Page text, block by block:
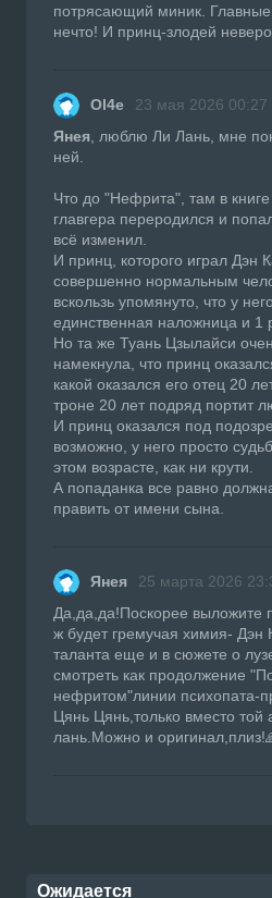
потрясающий миник. Главные
нечто! И принц-злодей
Ol4e 23 мая 2026 00:27
Янея , люблю Ли Лань, мне
ней.
Что до "Нефрита", там в
главгера переродился и
всё изменил.
И принц, которого играл Дэн
совершенно нормальным
вскользь упомянуто, что у
единственная наложница и 1
Но та же Туань Цзылайси
намекнула, что принц
какой оказался его отец 20
троне 20 лет подряд портит
И принц оказался под
возможно, у него просто
этом возрасте, как ни крути.
А попаданка все равно
править от имени сына.
Янея 25 марта 2026
Да,да,да!Поскорее выложите
ж будет гремучая химия- Дэн
таланта еще и в сюжете о
смотреть как продолжение
нефритом"линии психопата-
Цянь Цянь,только вместо той
лань.Можно и
Ожидается